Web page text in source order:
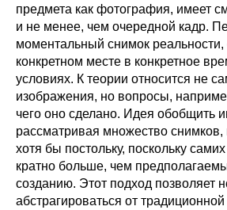
предмета как фотография, имеет
и не менее, чем очередной кадр.
моментальный снимок
конкретном месте в конкретное
условиях. К теории относится не
изображения, но вопросы,
чего оно сделано. Идея обобщить
рассматривая множество
хотя бы постольку, поскольку
кратно больше, чем
созданию. Этот подход позволяет
абстрагироваться от